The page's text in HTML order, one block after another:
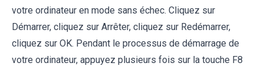
votre ordinateur en mode sans échec. Cliquez sur
Démarrer, cliquez sur Arrêter, cliquez sur Redémarrer,
cliquez sur OK. Pendant le processus de démarrage de
votre ordinateur, appuyez plusieurs fois sur la touche F8